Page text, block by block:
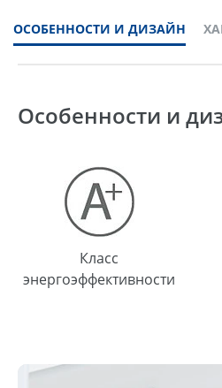
ОСОБЕННОСТИ И ДИЗАЙН
Особенности и
Класс
энергоэффективности